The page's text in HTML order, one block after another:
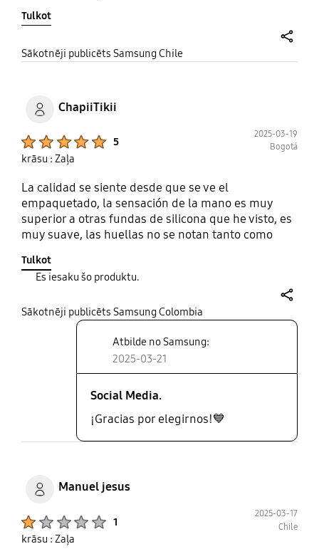
Tulkot
Sākotnēji publicēts Samsung Chile
ChapiiTikii
5
2025-03-19
Bogotá
krāsu : Zaļa
La calidad se siente desde que se ve el
empaquetado, la sensación de la mano es muy
superior a otras fundas de silicona que he visto, es
muy suave, las huellas no se notan tanto como
diseño minimalista es estupendo. Aunque son algo
costosas, merecen la pena
Tulkot
Es iesaku šo produktu.
Sākotnēji publicēts Samsung Colombia
Atbilde no Samsung:
2025-03-21
Social Media.
¡Gracias por elegirnos!💙
Manuel jesus
1
2025-03-17
Chile
krāsu : Zaļa